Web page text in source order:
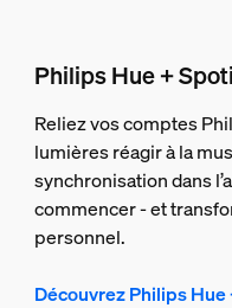
Philips Hue +
Reliez vos comptes
lumières réagir à la
synchronisation dans
commencer - et
personnel.
Découvrez Philips Hue